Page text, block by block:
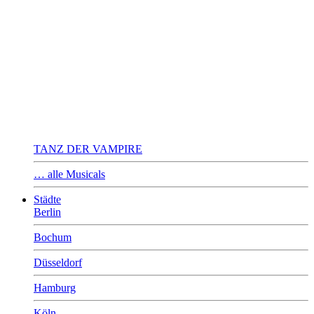
TANZ DER VAMPIRE
… alle Musicals
Städte
Berlin
Bochum
Düsseldorf
Hamburg